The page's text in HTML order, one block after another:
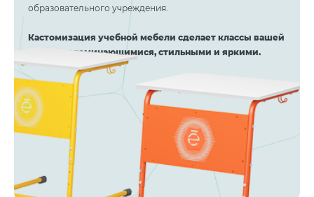
образовательного учреждения.
Кастомизация учебной мебели сделает классы вашей
школы запоминающимися, стильными и яркими.